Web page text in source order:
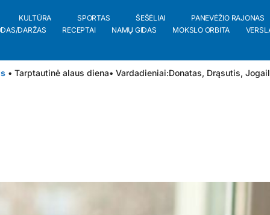
KULTŪRA SPORTAS ŠEŠĖLIAI
PANEVĖŽIO RAJONAS
DARŽAS
RECEPTAI NAMŲ GIDAS MOKSLO ORBITA
• Tarptautinė alaus diena• Vardadieniai:Donatas, Drąsutis,